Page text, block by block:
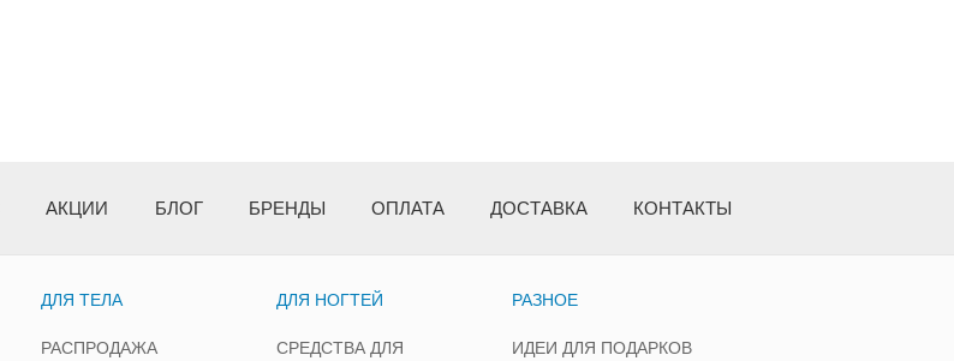
АКЦИИ БЛОГ БРЕНДЫ ОПЛАТА ДОСТАВКА КОНТАКТЫ
ДЛЯ ТЕЛА
РАСПРОДАЖА
ДЛЯ НОГТЕЙ
СРЕДСТВА ДЛЯ
РАЗНОЕ
ИДЕИ ДЛЯ ПОДАРКОВ